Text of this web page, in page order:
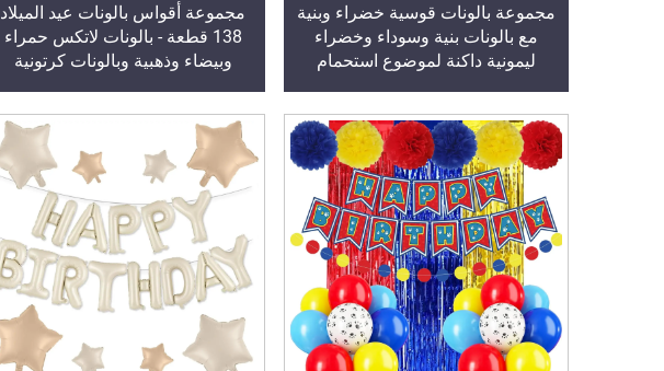
مجموعة بالونات قوسية خضراء وبنية
مع بالونات بنية وسوداء وخضراء
ليمونية داكنة لموضوع استحمام
مجموعة أقواس بالونات عيد الميلاد
138 قطعة - بالونات لاتكس حمراء
وبيضاء وذهبية وبالونات كرتونية